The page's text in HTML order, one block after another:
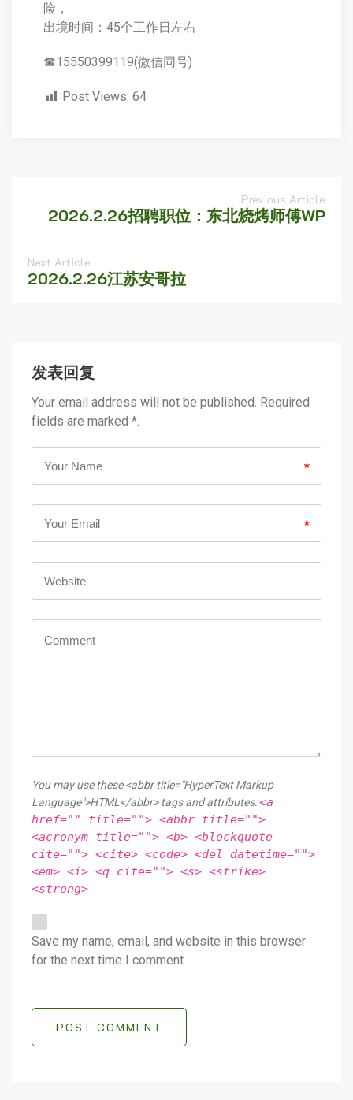
险，
出境时间：45个工作日左右
☎15550399119(微信同号)
Post Views: 64
Previous Article
2026.2.26招聘职位：东北烧烤师傅WP
Next Article
2026.2.26江苏安哥拉
发表回复
Your email address will not be published. Required
fields are marked *.
*
*
You may use these <abbr title="HyperText Markup
Language">HTML</abbr> tags and attributes:<a
href="" title=""> <abbr title="">
<acronym title=""> <b> <blockquote
cite=""> <cite> <code> <del datetime="">
<em> <i> <q cite=""> <s> <strike>
<strong>
Save my name, email, and website in this browser
for the next time I comment.
POST COMMENT